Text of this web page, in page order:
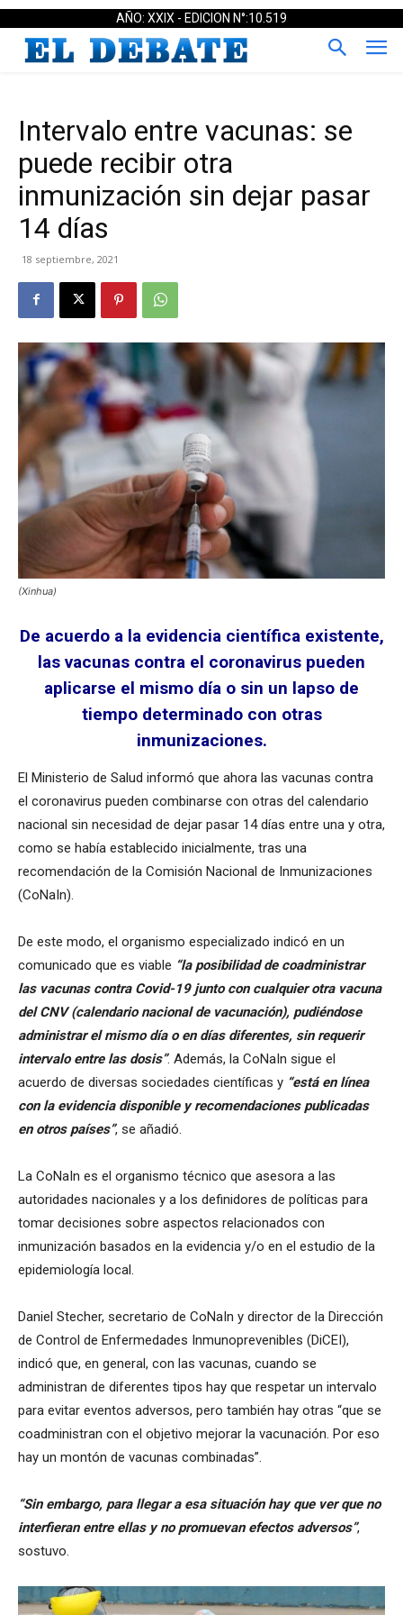
AÑO: XXIX - EDICION N°:10.519
Intervalo entre vacunas: se
puede recibir otra
inmunización sin dejar pasar
14 días
18 septiembre, 2021
(Xinhua)
De acuerdo a la evidencia científica existente,
las vacunas contra el coronavirus pueden
aplicarse el mismo día o sin un lapso de
tiempo determinado con otras
inmunizaciones.
El Ministerio de Salud informó que ahora las vacunas contra
el coronavirus pueden combinarse con otras del calendario
nacional sin necesidad de dejar pasar 14 días entre una y otra,
como se había establecido inicialmente, tras una
recomendación de la Comisión Nacional de Inmunizaciones
(CoNaIn).
De este modo, el organismo especializado indicó en un
comunicado que es viable “la posibilidad de coadministrar
las vacunas contra Covid-19 junto con cualquier otra vacuna
del CNV (calendario nacional de vacunación), pudiéndose
administrar el mismo día o en días diferentes, sin requerir
intervalo entre las dosis”. Además, la CoNaIn sigue el
acuerdo de diversas sociedades científicas y “está en línea
con la evidencia disponible y recomendaciones publicadas
en otros países”, se añadió.
La CoNaIn es el organismo técnico que asesora a las
autoridades nacionales y a los definidores de políticas para
tomar decisiones sobre aspectos relacionados con
inmunización basados en la evidencia y/o en el estudio de la
epidemiología local.
Daniel Stecher, secretario de CoNaIn y director de la Dirección
de Control de Enfermedades Inmunoprevenibles (DiCEI),
indicó que, en general, con las vacunas, cuando se
administran de diferentes tipos hay que respetar un intervalo
para evitar eventos adversos, pero también hay otras “que se
coadministran con el objetivo mejorar la vacunación. Por eso
hay un montón de vacunas combinadas”.
“Sin embargo, para llegar a esa situación hay que ver que no
interfieran entre ellas y no promuevan efectos adversos”,
sostuvo.